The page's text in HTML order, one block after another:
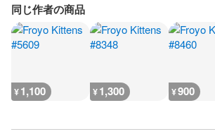
同じ作者の商品
¥1,100 ¥1,300 ¥900